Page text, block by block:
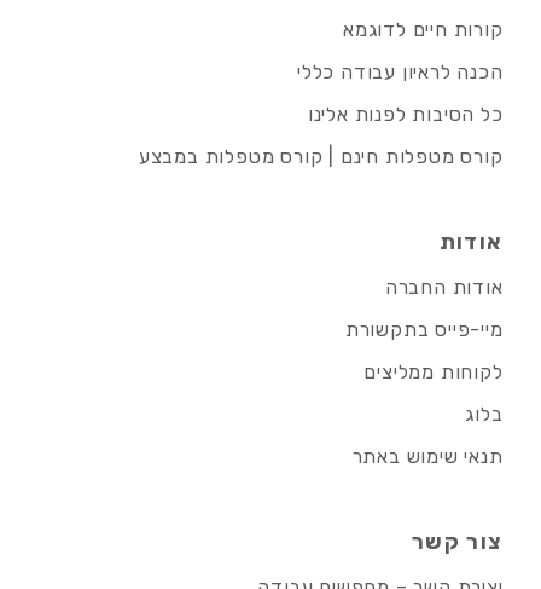
קורות חיים לדוגמא
הכנה לראיון עבודה כללי
כל הסיבות לפנות אלינו
קורס מטפלות חינם | קורס מטפלות במבצע
אודות
אודות החברה
מיי-פייס בתקשורת
לקוחות ממליצים
בלוג
תנאי שימוש באתר
צור קשר